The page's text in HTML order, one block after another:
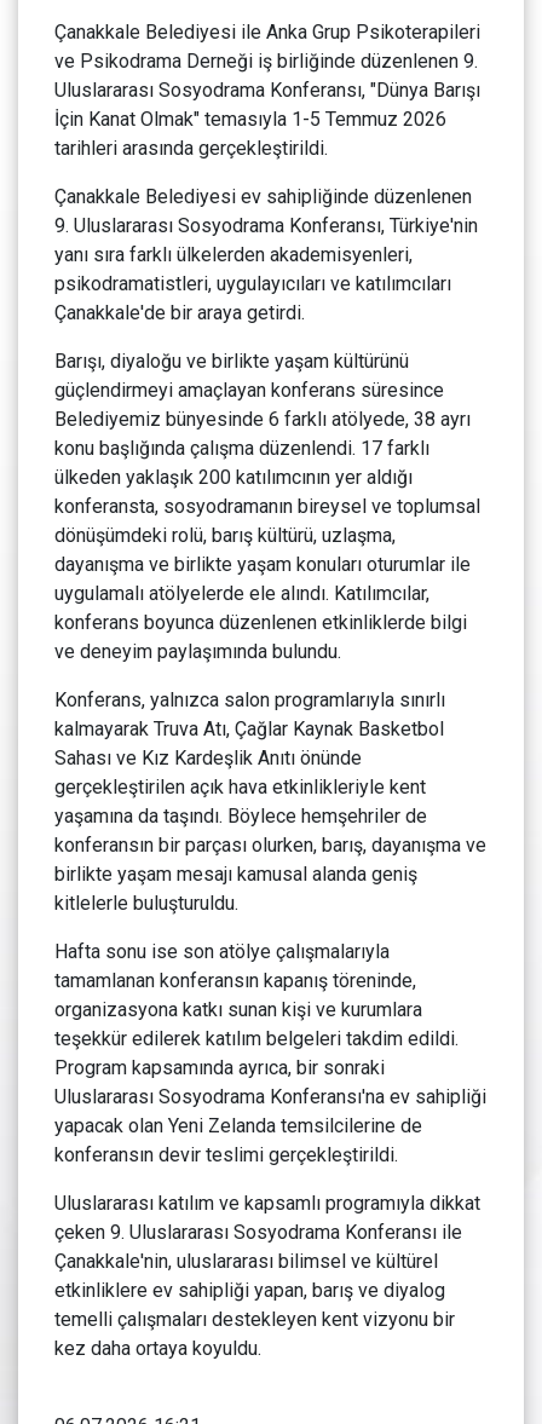
Çanakkale Belediyesi ile Anka Grup Psikoterapileri
ve Psikodrama Derneği iş birliğinde düzenlenen 9.
Uluslararası Sosyodrama Konferansı, "Dünya Barışı
İçin Kanat Olmak" temasıyla 1-5 Temmuz 2026
tarihleri arasında gerçekleştirildi.
Çanakkale Belediyesi ev sahipliğinde düzenlenen
9. Uluslararası Sosyodrama Konferansı, Türkiye'nin
yanı sıra farklı ülkelerden akademisyenleri,
psikodramatistleri, uygulayıcıları ve katılımcıları
Çanakkale'de bir araya getirdi.
Barışı, diyaloğu ve birlikte yaşam kültürünü
güçlendirmeyi amaçlayan konferans süresince
Belediyemiz bünyesinde 6 farklı atölyede, 38 ayrı
konu başlığında çalışma düzenlendi. 17 farklı
ülkeden yaklaşık 200 katılımcının yer aldığı
konferansta, sosyodramanın bireysel ve toplumsal
dönüşümdeki rolü, barış kültürü, uzlaşma,
dayanışma ve birlikte yaşam konuları oturumlar ile
uygulamalı atölyelerde ele alındı. Katılımcılar,
konferans boyunca düzenlenen etkinliklerde bilgi
ve deneyim paylaşımında bulundu.
Konferans, yalnızca salon programlarıyla sınırlı
kalmayarak Truva Atı, Çağlar Kaynak Basketbol
Sahası ve Kız Kardeşlik Anıtı önünde
gerçekleştirilen açık hava etkinlikleriyle kent
yaşamına da taşındı. Böylece hemşehriler de
konferansın bir parçası olurken, barış, dayanışma ve
birlikte yaşam mesajı kamusal alanda geniş
kitlelerle buluşturuldu.
Hafta sonu ise son atölye çalışmalarıyla
tamamlanan konferansın kapanış töreninde,
organizasyona katkı sunan kişi ve kurumlara
teşekkür edilerek katılım belgeleri takdim edildi.
Program kapsamında ayrıca, bir sonraki
Uluslararası Sosyodrama Konferansı'na ev sahipliği
yapacak olan Yeni Zelanda temsilcilerine de
konferansın devir teslimi gerçekleştirildi.
Uluslararası katılım ve kapsamlı programıyla dikkat
çeken 9. Uluslararası Sosyodrama Konferansı ile
Çanakkale'nin, uluslararası bilimsel ve kültürel
etkinliklere ev sahipliği yapan, barış ve diyalog
temelli çalışmaları destekleyen kent vizyonu bir
kez daha ortaya koyuldu.